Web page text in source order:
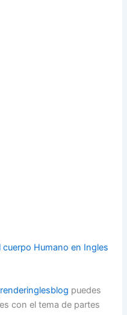
cuerpo Humano en Ingles
puedes
con el tema de partes